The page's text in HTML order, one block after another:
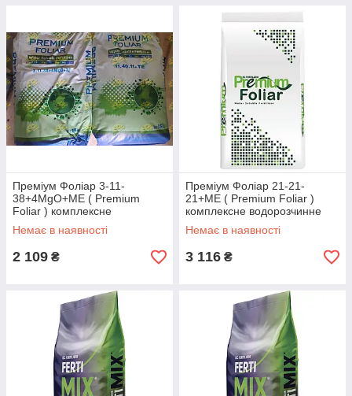
Преміум Фоліар 3-11-
38+4MgO+МЕ ( Premium
Foliar ) комплексне
водорозчинне добриво 15 кг
Немає в наявності
2 109 ₴
Преміум Фоліар 21-21-
21+МЕ ( Premium Foliar )
комплексне водорозчинне
добриво 25 кг
Немає в наявності
3 116 ₴